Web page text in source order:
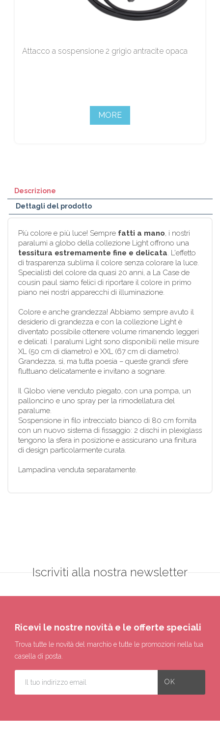
Attacco a sospensione 2 grigio antracite opaca
MORE
Descrizione
Dettagli del prodotto
Più colore e più luce! Sempre fatti a mano, i nostri
paralumi a globo della collezione Light offrono una
tessitura estremamente fine e delicata. L'effetto
di trasparenza sublima il colore senza colorare la luce.
Specialisti del colore da quasi 20 anni, a La Case de
cousin paul siamo felici di riportare il colore in primo
piano nei nostri apparecchi di illuminazione.
Colore e anche grandezza! Abbiamo sempre avuto il
desiderio di grandezza e con la collezione Light è
diventato possibile ottenere volume rimanendo leggeri
e delicati. I paralumi Light sono disponibili nelle misure
XL (50 cm di diametro) e XXL (67 cm di diametro).
Grandezza, sì, ma tutta poesia – queste grandi sfere
fluttuano delicatamente e invitano a sognare.
Il Globo viene venduto piegato, con una pompa, un
palloncino e uno spray per la rimodellatura del
paralume.
Sospensione in filo intrecciato bianco di 80 cm fornita
con un nuovo sistema di fissaggio: 2 dischi in plexiglass
tengono la sfera in posizione e assicurano una finitura
di design particolarmente curata.
Lampadina venduta separatamente.
Iscriviti alla nostra newsletter
Ricevi le nostre novità e le offerte speciali
Trova tutte le novità del marchio e tutte le promozioni nella tua
casella di posta.